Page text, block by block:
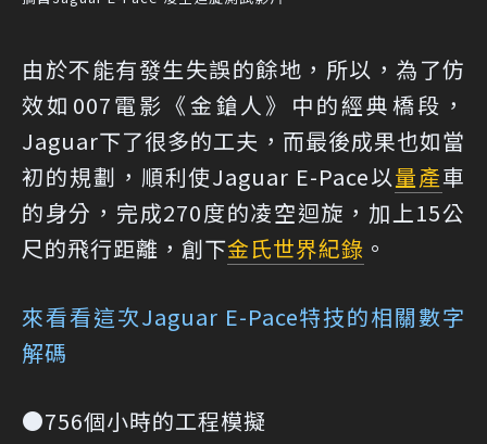
由於不能有發生失誤的餘地，所以，為了仿
效如007電影《金鎗人》中的經典橋段，
Jaguar下了很多的工夫，而最後成果也如當
初的規劃，順利使Jaguar E-Pace以量產車
的身分，完成270度的凌空迴旋，加上15公
尺的飛行距離，創下金氏世界紀錄 。
來看看這次Jaguar E-Pace特技的相關數字
解碼
●756個小時的工程模擬